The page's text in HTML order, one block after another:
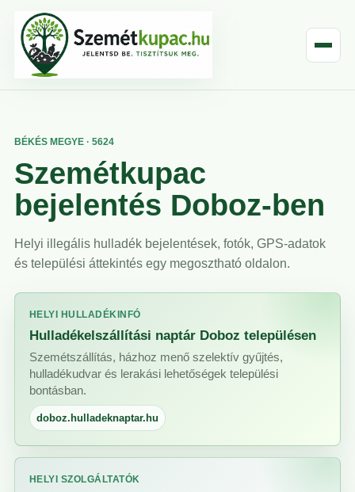
BÉKÉS MEGYE · 5624
Szemétkupac
bejelentés Doboz-ben
Helyi illegális hulladék bejelentések, fotók, GPS-adatok
és települési áttekintés egy megosztható oldalon.
HELYI HULLADÉKINFÓ
Hulladékelszállítási naptár Doboz településen
Szemétszállítás, házhoz menő szelektív gyűjtés,
hulladékudvar és lerakási lehetőségek települési
bontásban.
doboz.hulladeknaptar.hu
HELYI SZOLGÁLTATÓK